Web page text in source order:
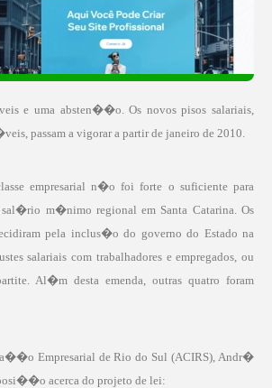
e uma absten��o.Os novos pisos salariais,
passam a vigorar a partir de janeiro de 2010.
empresarial n�o foi forte o suficiente para
m�nimo regionalem Santa Catarina.Os
pela inclus�o do governo do Estado na
salariais com trabalhadores e empregados, ou
Al�m desta emenda, outras quatro foram
Empresarial de Rio do Sul (ACIRS), Andr�
acerca do projeto de lei: